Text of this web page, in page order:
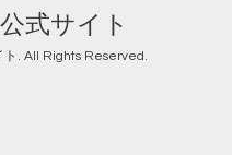
式サイト
. All Rights Reserved.